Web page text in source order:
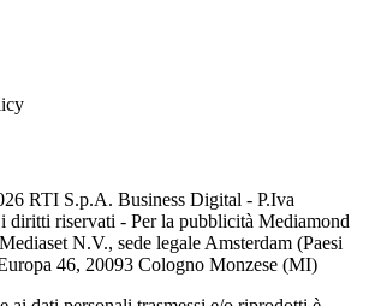
RTI S.p.A. Business Digital - P.Iva
diritti riservati - Per la pubblicità Mediamond
N.V., sede legale Amsterdam (Paesi
46, 20093 Cologno Monzese (MI)